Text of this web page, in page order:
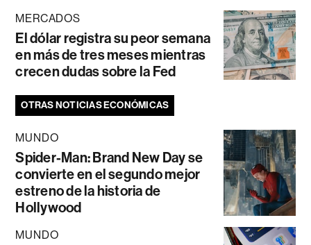
MERCADOS
El dólar registra su peor semana
en más de tres meses mientras
crecen dudas sobre la Fed
OTRAS NOTICIAS ECONÓMICAS
MUNDO
Spider-Man: Brand New Day se
convierte en el segundo mejor
estreno de la historia de
Hollywood
MUNDO